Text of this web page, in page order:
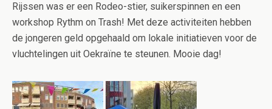
Rijssen was er een Rodeo-stier, suikerspinnen en een
workshop Rythm on Trash! Met deze activiteiten hebben
de jongeren geld opgehaald om lokale initiatieven voor de
vluchtelingen uit Oekraïne te steunen. Mooie dag!